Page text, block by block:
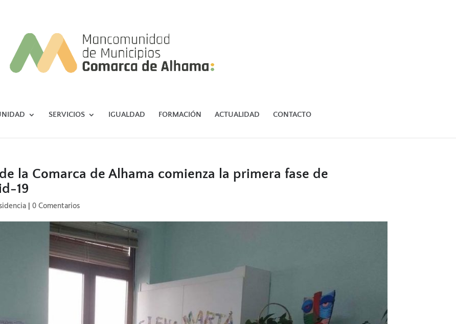
SERVICIOS IGUALDAD FORMACIÓN ACTUALIDAD CONTACTO
la Comarca de Alhama comienza la primera fase de
19
|0 Comentarios